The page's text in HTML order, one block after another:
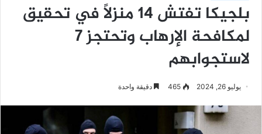
بلجيكا تفتش 14 منزلاً في تحقيق
لمكافحة الإرهاب وتحتجز 7
لاستجوابهم
يوليو 26, 2024 465 دقيقة واحدة